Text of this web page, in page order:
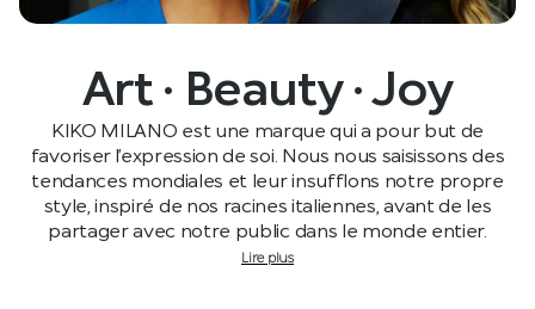
Art · Beauty · Joy
KIKO MILANO est une marque qui a pour but de
favoriser l’expression de soi. Nous nous saisissons des
tendances mondiales et leur insufflons notre propre
style, inspiré de nos racines italiennes, avant de les
partager avec notre public dans le monde entier.
Lire plus